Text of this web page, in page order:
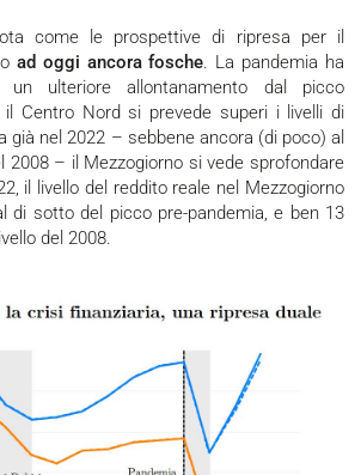
ad oggi ancora fosche. La pandemia ha
un ulteriore allontanamento dal picco
il Centro Nord si prevede superi i livelli di
già nel 2022 – sebbene ancora (di poco) al
2008 – il Mezzogiorno si vede sprofondare
il livello del reddito reale nel Mezzogiorno
di sotto del picco pre-pandemia, e ben 13
del 2008.